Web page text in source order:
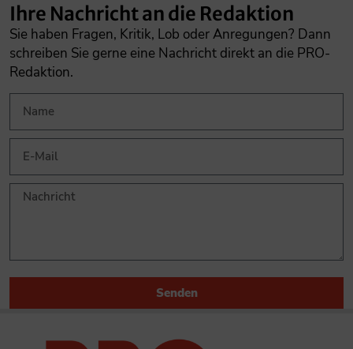
Ihre Nachricht an die Redaktion
Sie haben Fragen, Kritik, Lob oder Anregungen? Dann
schreiben Sie gerne eine Nachricht direkt an die PRO-
Redaktion.
Senden